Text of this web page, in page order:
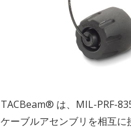
TACBeam® は、MIL-PRF-
ケーブルアセンブリを相互に